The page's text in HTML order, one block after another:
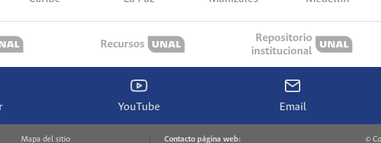
Recursos
Repositorio
institucional
YouTube Email
Mapa del sitio Contacto página web: ©